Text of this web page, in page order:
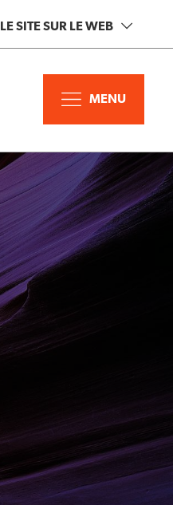
LE SITE SUR LE WEB
MENU